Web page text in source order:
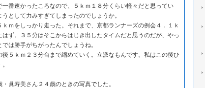
番速かったころなので、５ｋｍ１８分くらい軽々だと思ってい
として力みすぎてしまったのでしょうか。
ｍをしっかり走った。それまで、京都ランナーズの例会４．１ｋ
はず。３５分はそこからはじき出したタイムだと思うのだが、やっ
は勝手がちがったんでしょうね。
５ｋｍ２３分台まで縮めていく。立派なもんです。私はこの後ひ
眞寿美さん２４歳のときの写真でした。